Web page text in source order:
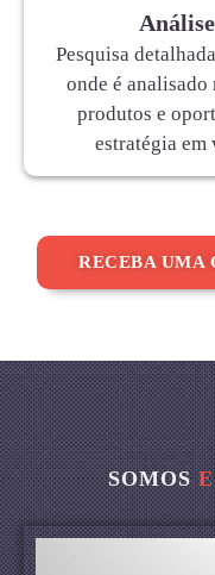
Pesquisa
onde é
produtos e
estratégia em
RECEBA UMA
SOMOS